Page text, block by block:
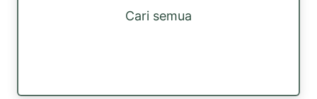
Cari semua